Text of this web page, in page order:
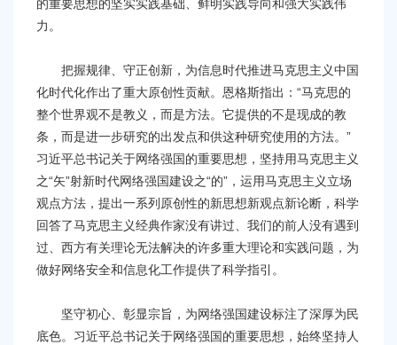
的重要思想的坚实实践基础、鲜明实践导向和强大实践伟
力。
把握规律、守正创新，为信息时代推进马克思主义中国
化时代化作出了重大原创性贡献。恩格斯指出：“马克思的
整个世界观不是教义，而是方法。它提供的不是现成的教
条，而是进一步研究的出发点和供这种研究使用的方法。”
习近平总书记关于网络强国的重要思想，坚持用马克思主义
之“矢”射新时代网络强国建设之“的”，运用马克思主义立场
观点方法，提出一系列原创性的新思想新观点新论断，科学
回答了马克思主义经典作家没有讲过、我们的前人没有遇到
过、西方有关理论无法解决的许多重大理论和实践问题，为
做好网络安全和信息化工作提供了科学指引。
坚守初心、彰显宗旨，为网络强国建设标注了深厚为民
底色。习近平总书记关于网络强国的重要思想，始终坚持人